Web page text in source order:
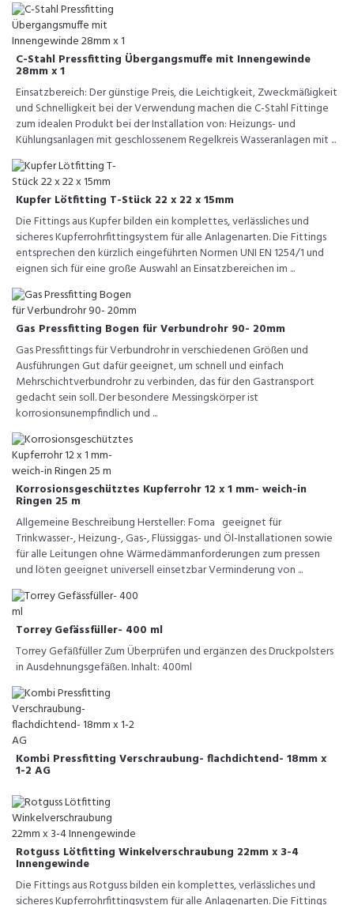
C-Stahl Pressfitting Übergangsmuffe mit Innengewinde
28mm x 1
Einsatzbereich: Der günstige Preis, die Leichtigkeit, Zweckmäßigkeit
und Schnelligkeit bei der Verwendung machen die C-Stahl Fittinge
zum idealen Produkt bei der Installation von: Heizungs- und
Kühlungsanlagen mit geschlossenem Regelkreis Wasseranlagen mit ...
Kupfer Lötfitting T-Stück 22 x 22 x 15mm
Die Fittings aus Kupfer bilden ein komplettes, verlässliches und
sicheres Kupferrohrfittingsystem für alle Anlagenarten. Die Fittings
entsprechen den kürzlich eingeführten Normen UNI EN 1254/1 und
eignen sich für eine große Auswahl an Einsatzbereichen im ...
Gas Pressfitting Bogen für Verbundrohr 90- 20mm
Gas Pressfittings für Verbundrohr in verschiedenen Größen und
Ausführungen Gut dafür geeignet, um schnell und einfach
Mehrschichtverbundrohr zu verbinden, das für den Gastransport
gedacht sein soll. Der besondere Messingskörper ist
korrosionsunempfindlich und ...
Korrosionsgeschütztes Kupferrohr 12 x 1 mm- weich-in
Ringen 25 m
Allgemeine Beschreibung Hersteller: Foma geeignet für
Trinkwasser-, Heizung-, Gas-, Flüssiggas- und Öl-Installationen sowie
für alle Leitungen ohne Wärmedämmanforderungen zum pressen
und löten geeignet universell einsetzbar Verminderung von ...
Torrey Gefässfüller- 400 ml
Torrey Gefäßfüller Zum Überprüfen und ergänzen des Druckpolsters
in Ausdehnungsgefäßen. Inhalt: 400ml
Kombi Pressfitting Verschraubung- flachdichtend- 18mm x
1-2 AG
Rotguss Lötfitting Winkelverschraubung 22mm x 3-4
Innengewinde
Die Fittings aus Rotguss bilden ein komplettes, verlässliches und
sicheres Kupferrohrfittingsystem für alle Anlagenarten. Die Fittings